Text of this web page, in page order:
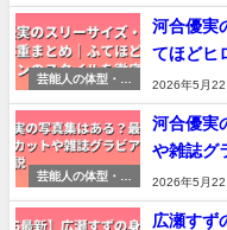
芸能人の体型・ス
河合優実
てほどヒ
2026年5月22
芸能人の体型・ス
河合優実
や雑誌グ
2026年5月22
広瀬すず